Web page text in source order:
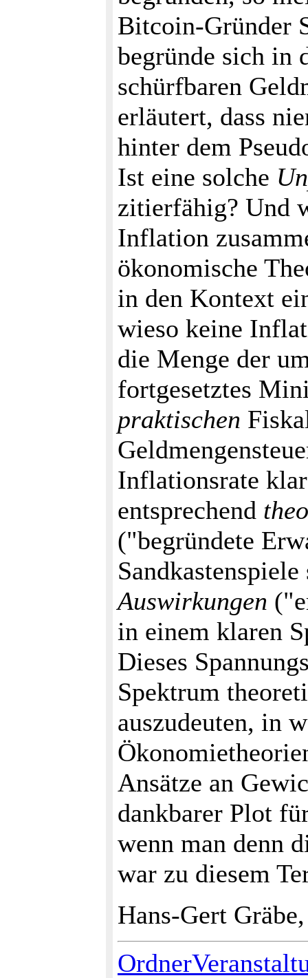
Bitcoin-Gründer
begründe sich in
schürfbaren
erläutert, dass
hinter dem
Ist eine solche
zitierfähig? Und
Inflation
ökonomische
in den Kontext
wieso keine
die Menge der
fortgesetztes
praktischen
Inflationsrate
entsprechend
("begründete
Auswirkungen
in einem klaren
Dieses
Spektrum
auszudeuten, in
Ansätze an
dankbarer Plot
wenn man denn
war zu diesem
Hans-Gert